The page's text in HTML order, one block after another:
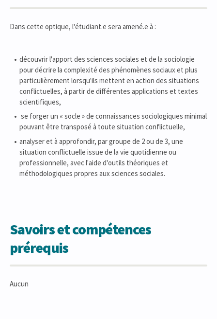
Dans cette optique, l'étudiant.e sera amené.e à :
découvrir l'apport des sciences sociales et de la sociologie
pour décrire la complexité des phénomènes sociaux et plus
particulièrement lorsqu'ils mettent en action des situations
conflictuelles, à partir de différentes applications et textes
scientifiques,
se forger un « socle » de connaissances sociologiques minimal
pouvant être transposé à toute situation conflictuelle,
analyser et à approfondir, par groupe de 2 ou de 3, une
situation conflictuelle issue de la vie quotidienne ou
professionnelle, avec l'aide d'outils théoriques et
méthodologiques propres aux sciences sociales.
Savoirs et compétences
prérequis
Aucun